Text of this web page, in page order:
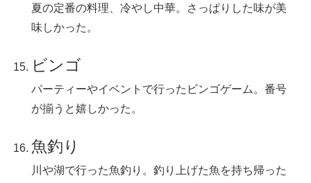
夏の定番の料理、冷やし中華。さっぱりした味が美
味しかった。
ビンゴ
パーティーやイベントで行ったビンゴゲーム。番号
が揃うと嬉しかった。
魚釣り
川や湖で行った魚釣り。釣り上げた魚を持ち帰った